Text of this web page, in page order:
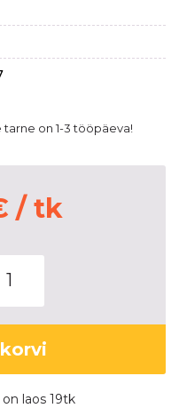
on 1-3 tööpäeva!
/ tk
laos 19tk